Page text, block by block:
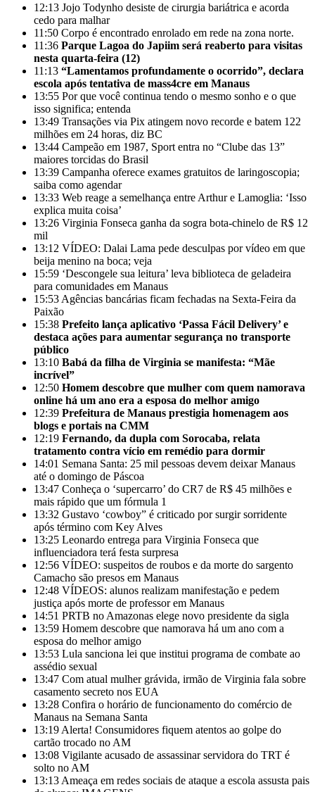
12:13 Jojo Todynho desiste de cirurgia bariátrica e acorda
cedo para malhar
11:50 Corpo é encontrado enrolado em rede na zona norte.
11:36 Parque Lagoa do Japiim será reaberto para visitas
nesta quarta-feira (12)
11:13 “Lamentamos profundamente o ocorrido”, declara
escola após tentativa de mass4cre em Manaus
13:55 Por que você continua tendo o mesmo sonho e o que
isso significa; entenda
13:49 Transações via Pix atingem novo recorde e batem 122
milhões em 24 horas, diz BC
13:44 Campeão em 1987, Sport entra no “Clube das 13”
maiores torcidas do Brasil
13:39 Campanha oferece exames gratuitos de laringoscopia;
saiba como agendar
13:33 Web reage a semelhança entre Arthur e Lamoglia: ‘Isso
explica muita coisa’
13:26 Virginia Fonseca ganha da sogra bota-chinelo de R$ 12
mil
13:12 VÍDEO: Dalai Lama pede desculpas por vídeo em que
beija menino na boca; veja
15:59 ‘Descongele sua leitura’ leva biblioteca de geladeira
para comunidades em Manaus
15:53 Agências bancárias ficam fechadas na Sexta-Feira da
Paixão
15:38 Prefeito lança aplicativo ‘Passa Fácil Delivery’ e
destaca ações para aumentar segurança no transporte
público
13:10 Babá da filha de Virginia se manifesta: “Mãe
incrível”
12:50 Homem descobre que mulher com quem namorava
online há um ano era a esposa do melhor amigo
12:39 Prefeitura de Manaus prestigia homenagem aos
blogs e portais na CMM
12:19 Fernando, da dupla com Sorocaba, relata
tratamento contra vício em remédio para dormir
14:01 Semana Santa: 25 mil pessoas devem deixar Manaus
até o domingo de Páscoa
13:47 Conheça o ‘supercarro’ do CR7 de R$ 45 milhões e
mais rápido que um fórmula 1
13:32 Gustavo ‘cowboy” é criticado por surgir sorridente
após término com Key Alves
13:25 Leonardo entrega para Virginia Fonseca que
influenciadora terá festa surpresa
12:56 VÍDEO: suspeitos de roubos e da morte do sargento
Camacho são presos em Manaus
12:48 VÍDEOS: alunos realizam manifestação e pedem
justiça após morte de professor em Manaus
14:51 PRTB no Amazonas elege novo presidente da sigla
13:59 Homem descobre que namorava há um ano com a
esposa do melhor amigo
13:53 Lula sanciona lei que institui programa de combate ao
assédio sexual
13:47 Com atual mulher grávida, irmão de Virginia fala sobre
casamento secreto nos EUA
13:28 Confira o horário de funcionamento do comércio de
Manaus na Semana Santa
13:19 Alerta! Consumidores fiquem atentos ao golpe do
cartão trocado no AM
13:08 Vigilante acusado de assassinar servidora do TRT é
solto no AM
13:13 Ameaça em redes sociais de ataque a escola assusta pais